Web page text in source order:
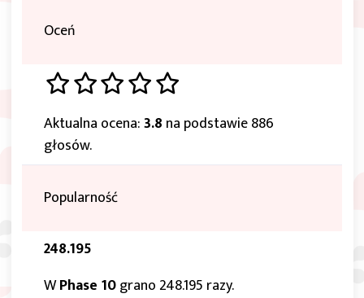
Oceń
Aktualna ocena:3.8 na podstawie 886
głosów.
Popularność
248.195
WPhase 10grano 248.195 razy.